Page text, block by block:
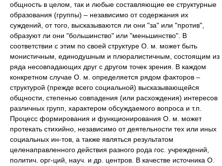
общность в целом, так и любые составляющие ее структурные
образования (группы) – независимо от содержания их
суждений, от того, высказываются ли они "за" или "против",
образуют ли они "большинство" или "меньшинство". В
соответствии с этим по своей структуре О. м. может быть
монистичным, единодушным и плюралистичным, состоящим из
ряда несовпадающих друг с другом точек зрения. В каждом
конкретном случае О. м. определяется рядом факторов –
структурой (прежде всего социальной) высказывающейся
общности, степенью совпадения (или расхождения) интересов
различных групп, характером обсуждаемого вопроса и т.п.
Процесс формирования и функционирования О. м. может
протекать стихийно, независимо от деятельности тех или иных
социальных ин-тов, а также являться результатом
целенаправленного действия разного рода гос. учреждений,
политич. орг-ций, науч. и др. центров. В качестве источника О.